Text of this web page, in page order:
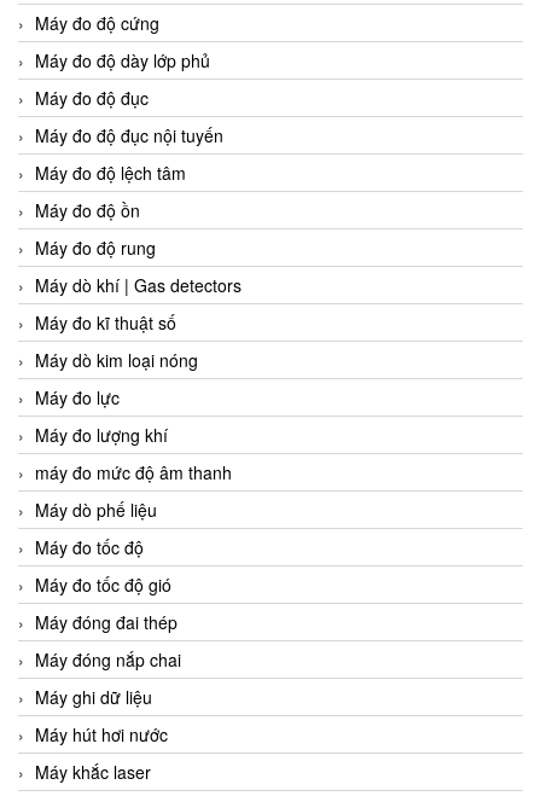
Máy đo độ cứng
Máy đo độ dày lớp phủ
Máy đo độ đục
Máy đo độ đục nội tuyến
Máy đo độ lệch tâm
Máy đo độ ồn
Máy đo độ rung
Máy dò khí | Gas detectors
Máy đo kĩ thuật số
Máy dò kim loại nóng
Máy đo lực
Máy đo lượng khí
máy đo mức độ âm thanh
Máy dò phế liệu
Máy đo tốc độ
Máy đo tốc độ gió
Máy đóng đai thép
Máy đóng nắp chai
Máy ghi dữ liệu
Máy hút hơi nước
Máy khắc laser